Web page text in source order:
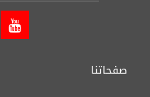
صفحاتنا